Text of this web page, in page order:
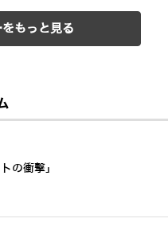
もっと見る
の衝撃」